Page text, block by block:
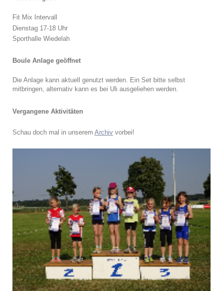
Fit Mix Intervall
Dienstag 17-18 Uhr
Sporthalle Wiedelah
Boule Anlage geöffnet
Die Anlage kann aktuell genutzt werden. Ein Set bitte selbst
mitbringen, alternativ kann es bei Uli ausgeliehen werden.
Vergangene Aktivitäten
Schau doch mal in unserem Archiv vorbei!